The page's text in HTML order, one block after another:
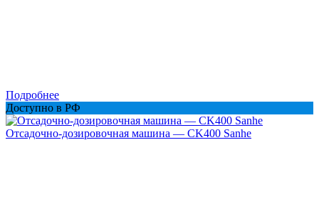
Подробнее
Доступно в РФ
Отсадочно-дозировочная машина — CK400 Sanhe